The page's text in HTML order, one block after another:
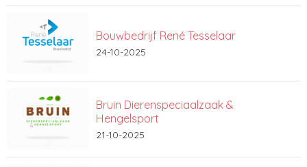
Bouwbedrijf René Tesselaar
24-10-2025
Bruin Dierenspeciaalzaak &
Hengelsport
21-10-2025